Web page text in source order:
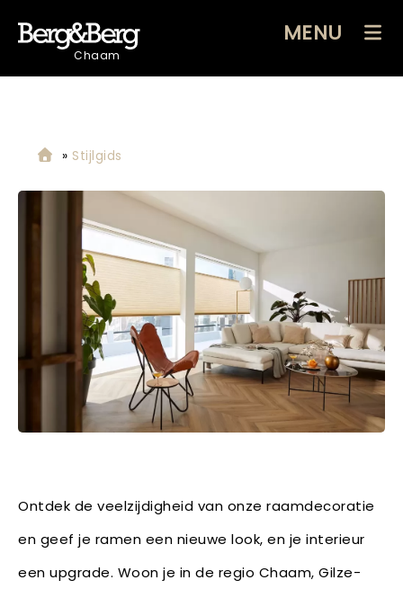
Chaam
MENU
» Stijlgids
Ontdek de veelzijdigheid van onze raamdecoratie
en geef je ramen een nieuwe look, en je interieur
een upgrade. Woon je in de regio Chaam, Gilze-